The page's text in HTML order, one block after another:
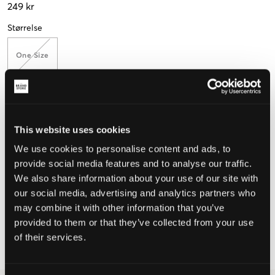
This website uses cookies
We use cookies to personalise content and ads, to
provide social media features and to analyse our traffic.
We also share information about your use of our site with
our social media, advertising and analytics partners who
may combine it with other information that you’ve
provided to them or that they’ve collected from your use
of their services.
249 kr
Størrelse
One Size
Lille Perfekt
VÆLG EN STØRRELSE
Hurtig levering
Fri fragt over 499 kr